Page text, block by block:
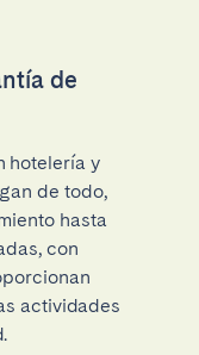
de
hotelería y
de todo,
hasta
con
actividades